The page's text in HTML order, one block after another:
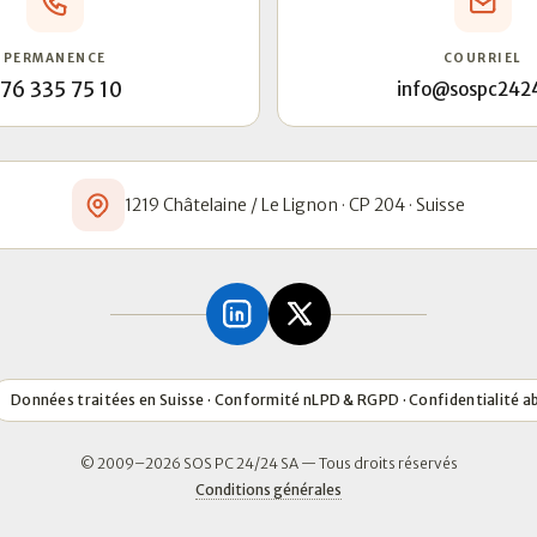
PERMANENCE
335 75 10
COURRIEL
1219 Châtelaine / Le Lignon · CP 204 · Suisse
Données traitées en Suisse · Conformité nLPD & RGPD · Confidentialité
© 2009–2026 SOS PC 24/24 SA — Tous droits réservés
Conditions générales